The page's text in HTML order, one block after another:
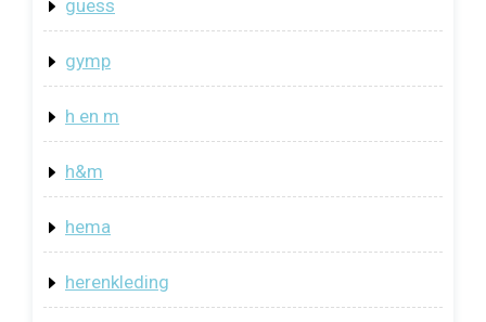
guess
gymp
h en m
h&m
hema
herenkleding